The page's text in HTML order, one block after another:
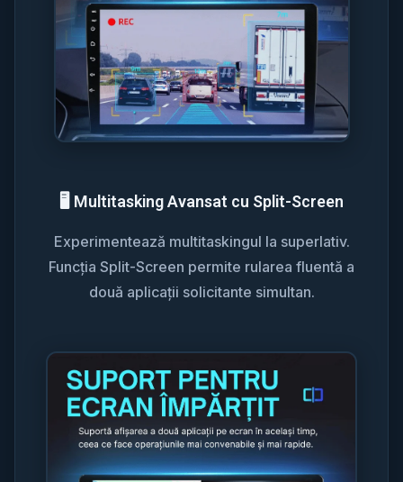
🖥️ Multitasking Avansat cu Split-Screen
Experimentează multitaskingul la superlativ.
Funcția Split-Screen permite rularea fluentă a
două aplicații solicitante simultan.